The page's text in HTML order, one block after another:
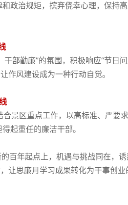
政治规矩，摈弃侥幸心理，保持
勤廉”的氛围，积极响应“节日
作风建设成为一种行动自觉。
景区重点工作，以高标准、严要
起重任的廉洁干部。
年起点上，机遇与挑战同在，
让思廉月学习成果转化为干事创